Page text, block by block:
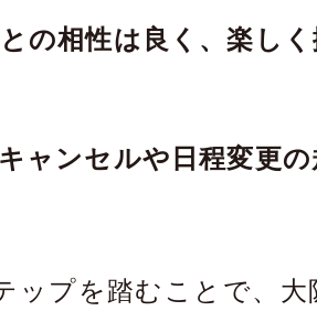
の相性は良く、楽し
ャンセルや日程変更
ップを踏むことで、